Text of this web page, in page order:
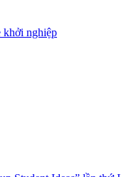
khởi nghiệp